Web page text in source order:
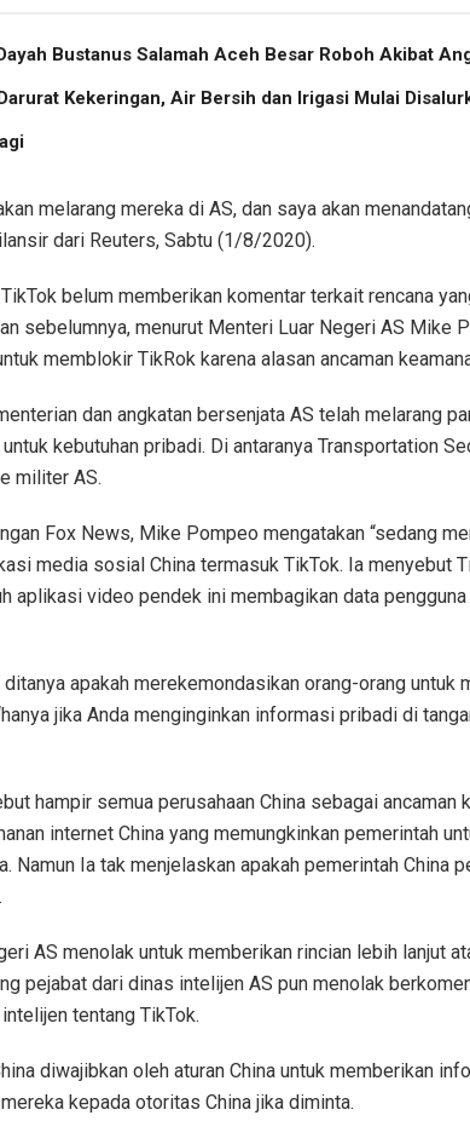
Bustanus Salamah Aceh Besar Roboh Akibat
Kekeringan, Air Bersih dan Irigasi Mulai
melarang mereka di AS, dan saya akan
dari Reuters, Sabtu (1/8/2020).
belum memberikan komentar terkait rencana
sebelumnya, menurut Menteri Luar Negeri AS Mike
memblokir TikRok karena alasan ancaman
dan angkatan bersenjata AS telah melarang
kebutuhan pribadi. Di antaranya Transportation
militer AS.
Fox News, Mike Pompeo mengatakan “sedang
media sosial China termasuk TikTok. Ia menyebut
aplikasi video pendek ini membagikan data
apakah merekemondasikan orang-orang untuk
jika Anda menginginkan informasi pribadi di
hampir semua perusahaan China sebagai ancaman
internet China yang memungkinkan pemerintah
Namun Ia tak menjelaskan apakah pemerintah China
AS menolak untuk memberikan rincian lebih lanjut
pejabat dari dinas intelijen AS pun menolak
tentang TikTok.
diwajibkan oleh aturan China untuk memberikan
kepada otoritas China jika diminta.